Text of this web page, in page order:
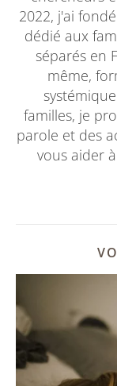
2022, j'ai
dédié aux
séparés en
même,
familles, je
parole et des
vous aider